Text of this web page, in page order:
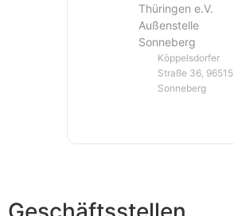
Thüringen e.V.
Außenstelle
Sonneberg
Köppelsdorfer
Straße 36, 96515
Sonneberg